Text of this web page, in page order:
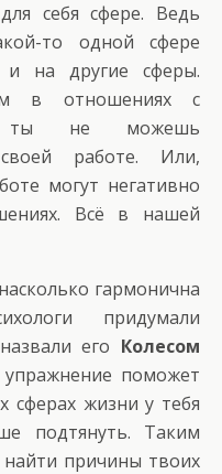
себя сфере. Ведь
то одной сфере
на другие сферы.
в отношениях с
ты не можешь
работе. Или,
могут негативно
Всё в нашей
гармонична
придумали
его Колесом
поможет
сферах жизни у тебя
подтянуть. Таким
причины твоих